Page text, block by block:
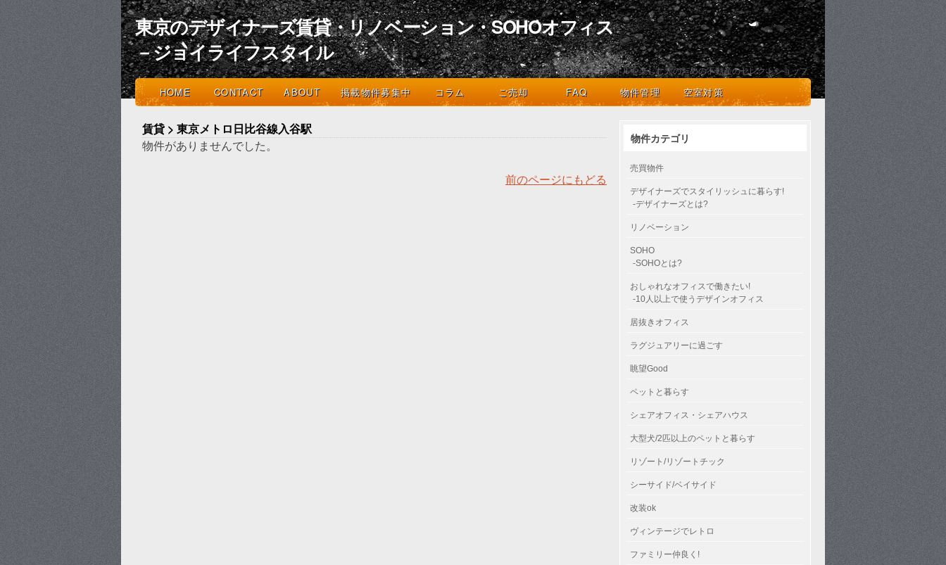
東京のデザイナーズ賃貸・リノベーション・SOHOオフィス
－ジョイライフスタイル
デザインとライフスタイルを楽しむ人のための不動産のセレクトショップ
HOME CONTACT ABOUT 掲載物件募集中 コラム ご売却 FAQ 物件管理 空室対策
賃貸 > 東京メトロ日比谷線入谷駅
物件がありませんでした。
前のページにもどる
物件カテゴリ
売買物件
デザイナーズでスタイリッシュに暮らす!
-デザイナーズとは?
リノベーション
SOHO
-SOHOとは?
おしゃれなオフィスで働きたい!
-10人以上で使うデザインオフィス
居抜きオフィス
ラグジュアリーに過ごす
眺望Good
ペットと暮らす
シェアオフィス・シェアハウス
大型犬/2匹以上のペットと暮らす
リゾート/リゾートチック
シーサイド/ベイサイド
改装ok
ヴィンテージでレトロ
ファミリー仲良く!